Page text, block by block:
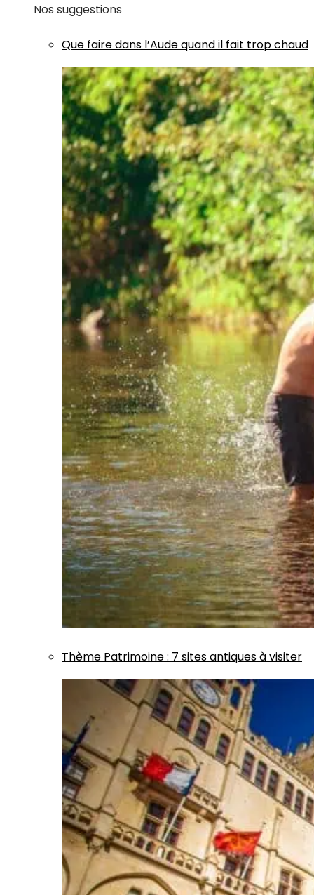
Nos suggestions
Que faire dans l’Aude quand il fait trop chaud
Thème Patrimoine: 7 sites antiques à visiter